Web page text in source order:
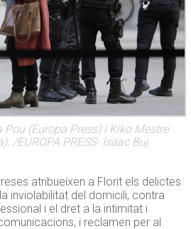
(Europa Press) i Kiko Mestre
/EUROPA PRESS- Isaac Buj.
atribueixen a Florit els delictes
inviolabilitat del domicili, contra
i el dret a la intimitat i
i reclamen per al